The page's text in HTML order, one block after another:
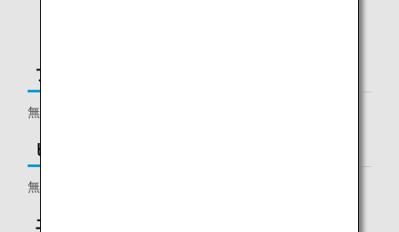
ファーストクラス
無料手荷物3個 + 追加手荷物1個
ビジネスクラス/プレミアムエコノミー
無料手荷物1～2個+追加手荷物1個
エコノミークラス